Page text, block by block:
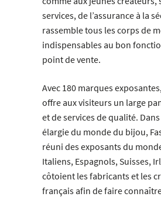
services, de l’assurance à la
rassemble tous les corps de
indispensables au bon
point de vente.
Avec 180 marques
offre aux visiteurs un large
et de services de qualité.
élargie du monde du bijou,
réuni des exposants du
Italiens, Espagnols, Suisses,
côtoient les fabricants et les
français afin de faire